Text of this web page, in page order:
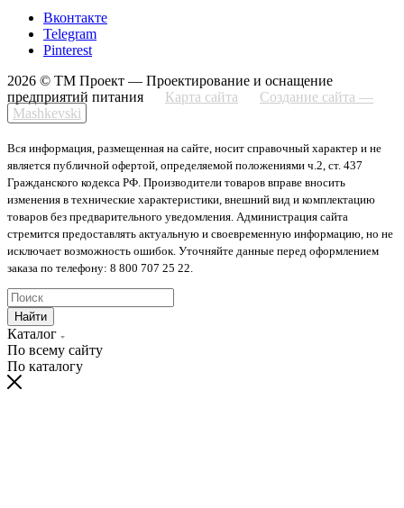
Вконтакте
Telegram
Pinterest
2026 © ТМ Проект — Проектирование и оснащение
предприятий питания
Карта сайта
Создание сайта —
Mashkevski
Вся информация, размещенная на сайте, носит справочный характер и не
является публичной офертой, определяемой положениями ч.2, ст. 437
Гражданского кодекса РФ. Производители товаров вправе вносить
изменения в технические характеристики, внешний вид и комплектацию
товаров без предварительного уведомления. Администрация сайта
стремится предоставлять актуальную и своевременную информацию, но не
исключает возможность ошибок. Уточняйте данные перед оформлением
заказа по телефону: 8 800 707 25 22.
Найти
Каталог
По всему сайту
По каталогу